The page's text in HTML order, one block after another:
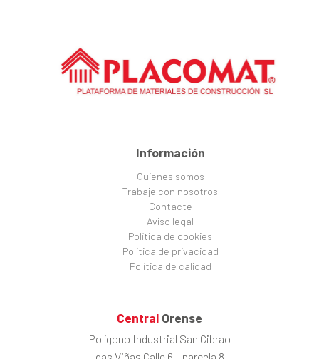
Información
Quienes somos
Trabaje con nosotros
Contacte
Aviso legal
Política de cookies
Política de privacidad
Política de calidad
Central Orense
Polígono Industrial San Cibrao